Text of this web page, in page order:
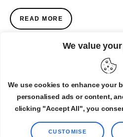
We value
We use cookies to enhance your
personalised ads or content,
clicking "Accept All", you
CUSTOMISE
READ MORE